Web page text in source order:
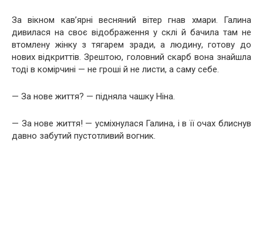
За вікном кав’ярні весняний вітер гнав хмари. Галина
дивилася на своє відображення у склі й бачила там не
втомлену жінку з тягарем зради, а людину, готову до
нових відкриттів. Зрештою, головний скарб вона знайшла
тоді в комірчині — не гроші й не листи, а саму себе.
— За нове життя? — підняла чашку Ніна.
— За нове життя! — усміхнулася Галина, і в її очах блиснув
давно забутий пустотливий вогник.